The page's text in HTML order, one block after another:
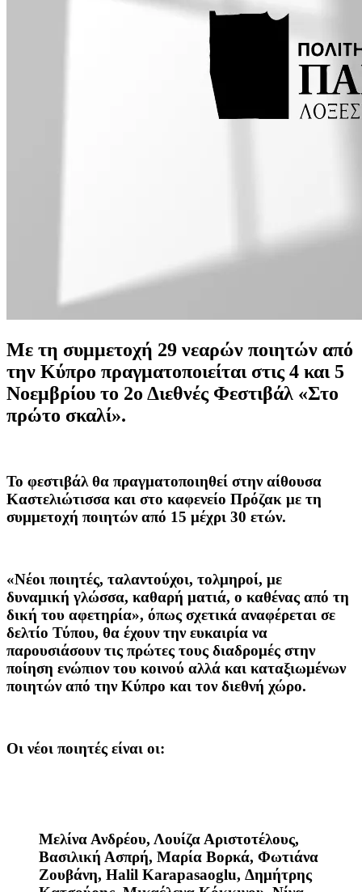
Με τη συμμετοχή 29 νεαρών ποιητών από
την Κύπρο πραγματοποιείται στις 4 και 5
Νοεμβρίου το 2ο Διεθνές Φεστιβάλ «Στο
πρώτο σκαλί».
Το φεστιβάλ θα πραγματοποιηθεί στην αίθουσα
Καστελιώτισσα και στο καφενείο Πρόζακ με τη
συμμετοχή ποιητών από 15 μέχρι 30 ετών.
«Νέοι ποιητές, ταλαντούχοι, τολμηροί, με
δυναμική γλώσσα, καθαρή ματιά, ο καθένας από τη
δική του αφετηρία», όπως σχετικά αναφέρεται σε
δελτίο Τύπου, θα έχουν την ευκαιρία να
παρουσιάσουν τις πρώτες τους διαδρομές στην
ποίηση ενώπιον του κοινού αλλά και καταξιωμένων
ποιητών από την Κύπρο και τον διεθνή χώρο.
Οι νέοι ποιητές είναι οι:
Μελίνα Ανδρέου, Λουίζα Αριστοτέλους,
Βασιλική Ασπρή, Μαρία Βορκά, Φωτιάνα
Ζουβάνη, Halil Karapasaoglu, Δημήτρης